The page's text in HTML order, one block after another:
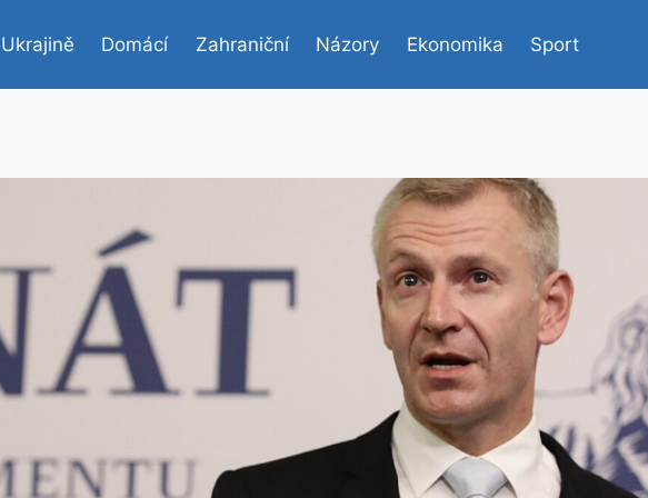
Domácí Zahraniční Názory Ekonomika Sport